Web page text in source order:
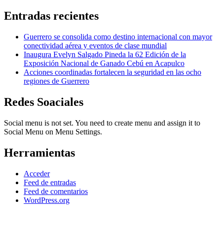
Entradas recientes
Guerrero se consolida como destino internacional con mayor
conectividad aérea y eventos de clase mundial
Inaugura Evelyn Salgado Pineda la 62 Edición de la
Exposición Nacional de Ganado Cebú en Acapulco
Acciones coordinadas fortalecen la seguridad en las ocho
regiones de Guerrero
Redes Soaciales
Social menu is not set. You need to create menu and assign it to
Social Menu on Menu Settings.
Herramientas
Acceder
Feed de entradas
Feed de comentarios
WordPress.org